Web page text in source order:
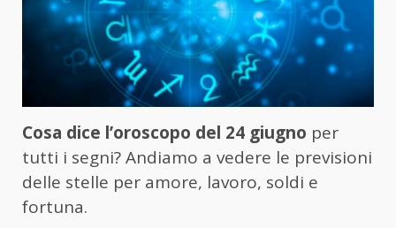
Cosa dice l’oroscopo del 24 giugno per
tutti i segni? Andiamo a vedere le previsioni
delle stelle per amore, lavoro, soldi e
fortuna.